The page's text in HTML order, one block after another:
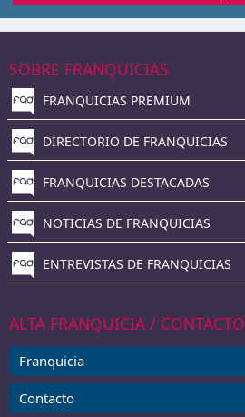
SOBRE FRANQUICIAS
FRANQUICIAS PREMIUM
DIRECTORIO DE FRANQUICIAS
FRANQUICIAS DESTACADAS
NOTICIAS DE FRANQUICIAS
ENTREVISTAS DE FRANQUICIAS
ALTA FRANQUICIA / CONTACTO